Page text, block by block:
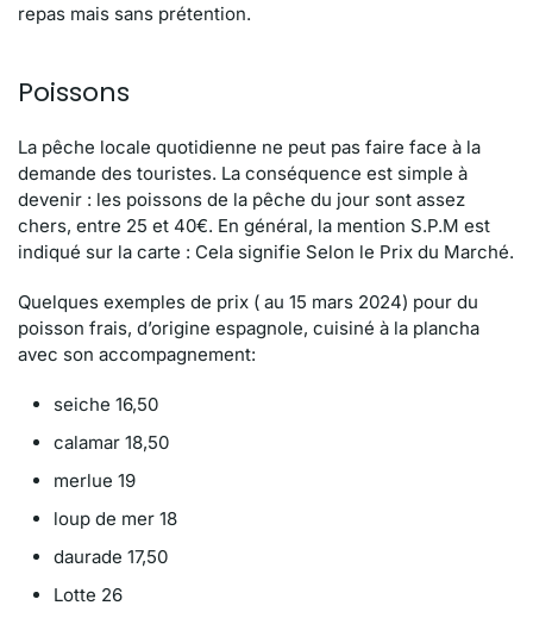
repas mais sans prétention.
Poissons
La pêche locale quotidienne ne peut pas faire face à la
demande des touristes. La conséquence est simple à
devenir : les poissons de la pêche du jour sont assez
chers, entre 25 et 40€. En général, la mention S.P.M est
indiqué sur la carte : Cela signifie Selon le Prix du Marché.
Quelques exemples de prix ( au 15 mars 2024) pour du
poisson frais, d’origine espagnole, cuisiné à la plancha
avec son accompagnement:
seiche 16,50
calamar 18,50
merlue 19
loup de mer 18
daurade 17,50
Lotte 26